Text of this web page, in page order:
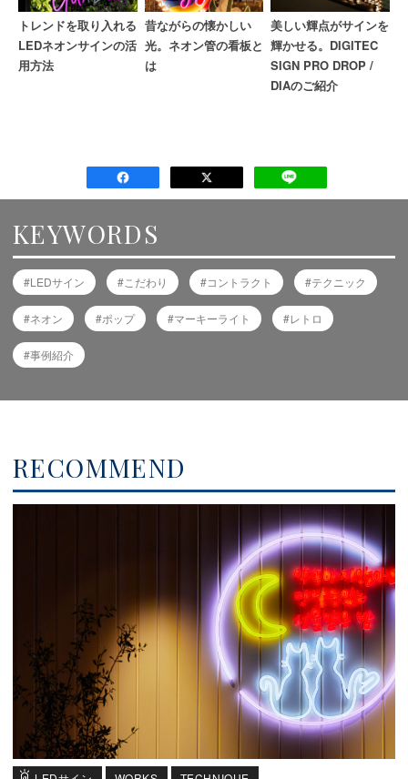
トレンドを取り入れる
LEDネオンサインの活
用方法
昔ながらの懐かしい
光。ネオン管の看板と
は
美しい輝点がサインを
輝かせる。DIGITEC
SIGN PRO DROP /
DIAのご紹介
KEYWORDS
LEDサイン こだわり コントラクト テクニック
ネオン ポップ マーキーライト レトロ
事例紹介
RECOMMEND